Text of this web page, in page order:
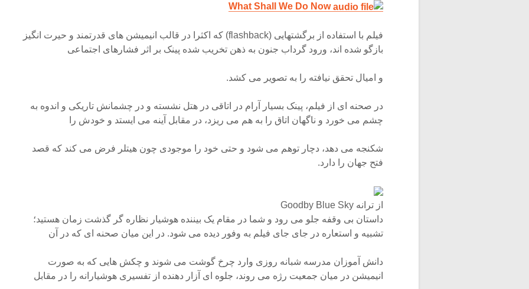
What Shall We Do Now
فیلم با استفاده از برگشتهایی (flashback) که اکثرا در قالب انیمیشن های قدرتمند و حیرت انگیز
بازگو شده اند، ورود گرداب جنون به ذهن تخریب شده پینک بر اثر فشارهای اجتماعی
و امیال تحقق نیافته را به تصویر می کشد.
در صحنه ای از فیلم، پینک بسیار آرام در اتاقی در هتل نشسته و در چشمانش تاریکی و اندوه به
چشم می خورد و ناگهان اتاق را به هم می ریزد، در مقابل آینه می ایستد و خودش را
شکنجه می دهد، دچار توهم می شود و حتی خود را موجودی چون هیتلر فرض می کند که قصد
فتح جهان را دارد.
از ترانه Goodby Blue Sky
داستان بی وقفه جلو می رود و شما در مقام یک بیننده هوشیار نظاره گر گذشت زمان هستید؛
تشبیه و استعاره در جای جای فیلم به وفور دیده می شود. در این میان صحنه ای که در آن
دانش آموزان مدرسه شبانه روزی وارد چرخ گوشت می شوند و چکش هایی که به صورت
انیمیشن در میان جمعیت رژه می روند، جلوه ای آزار دهنده از تفسیری هوشیارانه را در مقابل